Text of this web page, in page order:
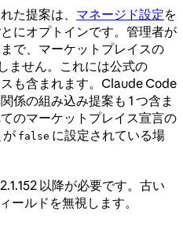
た提案は、 マネージド設定を
にオプトインです。管理者が
で、マーケットプレイスの
ません。これには公式の
も含まれます。Claude Code
係の組み込み提案も 1 つ含ま
のマーケットプレイス宣言の
が false に設定されている場
以降が必要です。古い
ールドを無視します。